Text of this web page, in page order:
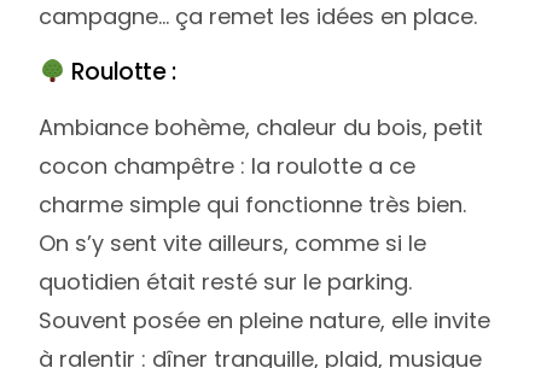
campagne… ça remet les idées en place.
Roulotte :
Ambiance bohème, chaleur du bois, petit
cocon champêtre : la roulotte a ce
charme simple qui fonctionne très bien.
On s’y sent vite ailleurs, comme si le
quotidien était resté sur le parking.
Souvent posée en pleine nature, elle invite
à ralentir : dîner tranquille, plaid, musique